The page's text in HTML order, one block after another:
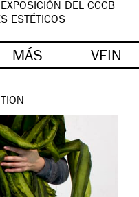
DEL CCCB
ESTÉTICOS
MÁS VEIN